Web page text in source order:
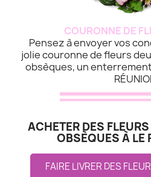
COURONNE DE
Pensez à envoyer vos
jolie couronne de fleurs
obsèques, un
ACHETER DES
OBSÈQUES À LE
FAIRE LIVRER DES